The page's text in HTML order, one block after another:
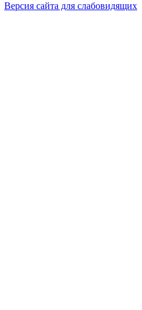
Версия сайта для слабовидящих